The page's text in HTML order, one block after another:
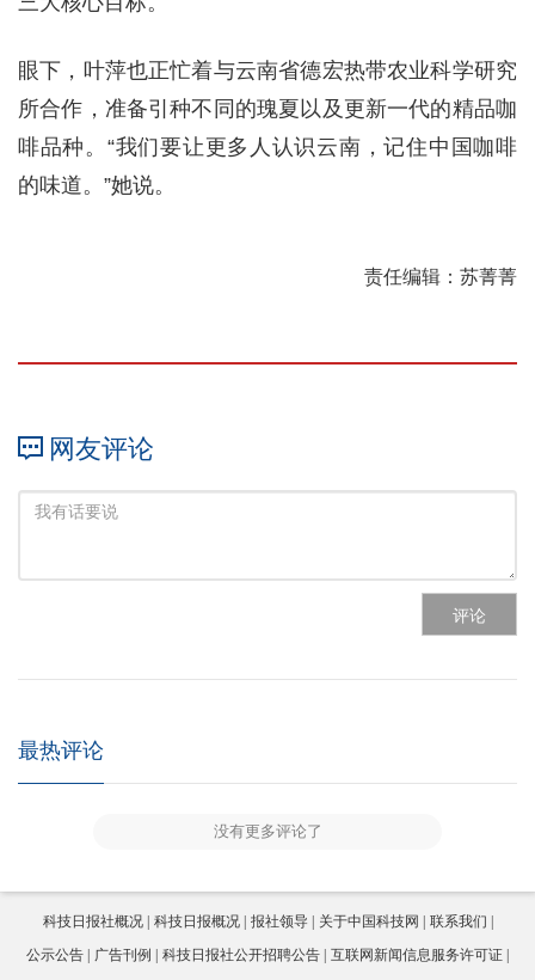
眼下，叶萍也正忙着与云南省德宏热带农业科学研究
所合作，准备引种不同的瑰夏以及更新一代的精品咖
啡品种。“我们要让更多人认识云南，记住中国咖啡
的味道。”她说。
责任编辑：苏菁菁
网友评论
评论
最热评论
没有更多评论了
科技日报社概况 科技日报概况 报社领导 关于中国科技网
联系我们
公示公告
广告刊例 科技日报社公开招聘公告 互联网新闻信息服务许可证